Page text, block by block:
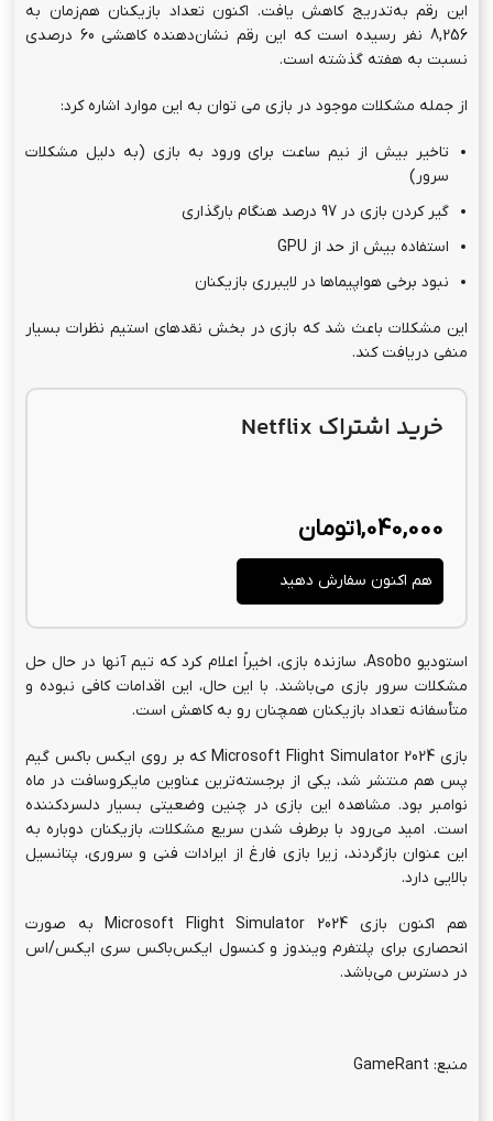
این رقم به‌تدریج کاهش یافت. اکنون تعداد بازیکنان هم‌زمان به
8,256 نفر رسیده است که این رقم نشان‌دهنده کاهشی 60 درصدی
نسبت به هفته گذشته است.
از جمله مشکلات موجود در بازی می توان به این موارد اشاره کرد:
تاخیر بیش از نیم ساعت برای ورود به بازی (به دلیل مشکلات
سرور)
گیر کردن بازی در 97 درصد هنگام بارگذاری
استفاده بیش از حد از GPU
نبود برخی هواپیماها در لایبرری بازیکنان
این مشکلات باعث شد که بازی در بخش نقدهای استیم نظرات بسیار
منفی دریافت کند.
خرید اشتراک Netflix
1,040,000تومان
هم اکنون سفارش دهید
استودیو Asobo، سازنده بازی، اخیراً اعلام کرد که تیم آنها در حال حل
مشکلات سرور بازی می‌باشند. با این حال، این اقدامات کافی نبوده و
متأسفانه تعداد بازیکنان همچنان رو به کاهش است.
بازی Microsoft Flight Simulator 2024 که بر روی ایکس باکس گیم
پس هم منتشر شد، یکی از برجسته‌ترین عناوین مایکروسافت در ماه
نوامبر بود. مشاهده این بازی در چنین وضعیتی بسیار دلسردکننده
است. امید می‌رود با برطرف شدن سریع مشکلات، بازیکنان دوباره به
این عنوان بازگردند، زیرا بازی فارغ از ایرادات فنی و سروری، پتانسیل
بالایی دارد.
هم اکنون بازی Microsoft Flight Simulator 2024 به صورت
انحصاری برای پلتفرم ویندوز و کنسول ایکس‌باکس سری ایکس/اس
در دسترس می‌باشد.
منبع: GameRant